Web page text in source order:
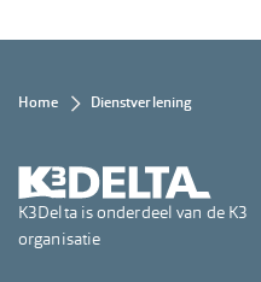
Kruimelpad
Home Dienstverlening
K3Delta is onderdeel van de K3
organisatie